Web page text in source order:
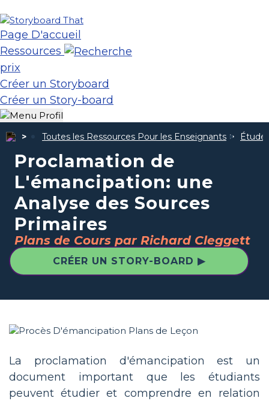
Page D'accueil
Ressources
prix
Créer un Storyboard
Créer un Story-board
Toutes les Ressources Pour les Enseignants
Proclamation de
L'émancipation: une
Analyse des Sources
Primaires
Plans de Cours par Richard Cleggett
CRÉER UN STORY-BOARD ▶
La proclamation d'émancipation est un
document important que les étudiants
peuvent étudier et comprendre en relation